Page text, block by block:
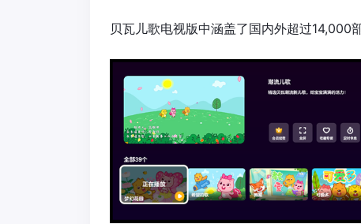
贝瓦儿歌电视版中涵盖了国内外超过14,000